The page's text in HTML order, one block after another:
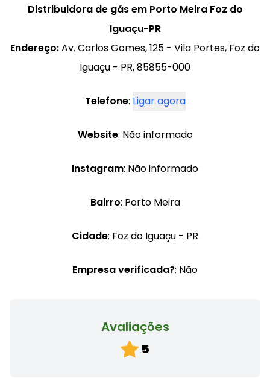
Distribuidora de gás em Porto Meira Foz do
Iguaçu-PR
Endereço:Av. Carlos Gomes, 125 - Vila Portes, Foz do
Iguaçu - PR, 85855-000
Telefone: Ligar agora
Website: Não informado
Instagram: Não informado
Bairro: Porto Meira
Cidade: Foz do Iguaçu - PR
Empresa verificada?: Não
Avaliações
5